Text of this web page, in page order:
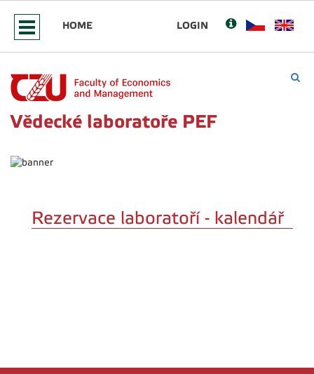
HOME LOGIN
Vědecké laboratoře PEF
Rezervace laboratoří - kalendář